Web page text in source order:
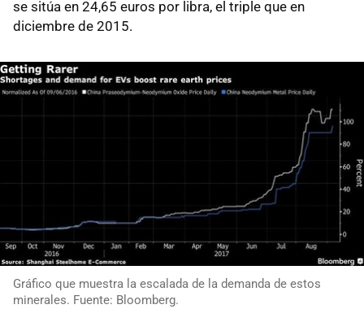
se sitúa en 24,65 euros por libra, el triple que en
diciembre de 2015.
Gráfico que muestra la escalada de la demanda de estos
minerales. Fuente: Bloomberg.